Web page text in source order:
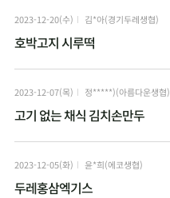
2023-12-20(수) 김*아(경기두레생협)
호박고지 시루떡
2023-12-07(목) 정*****)(아름다운생협)
고기 없는 채식 김치손만두
2023-12-05(화) 윤*희(에코생협)
두레홍삼엑기스